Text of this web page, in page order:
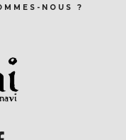
NOUS ?